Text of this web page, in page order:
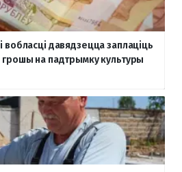
вобласці давядзецца заплаціць
на падтрымку культуры